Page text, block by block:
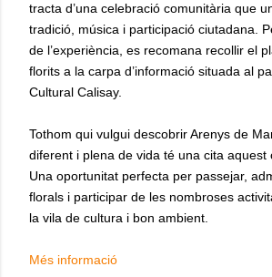
tracta d’una celebració comunitària que
tradició, música i participació ciutadana.
de l’experiència, es recomana recollir el
florits a la carpa d’informació situada al
Cultural Calisay.
Tothom qui vulgui descobrir Arenys de
diferent i plena de vida té una cita aquest
Una oportunitat perfecta per passejar,
florals i participar de les nombroses
la vila de cultura i bon ambient.
Més informació